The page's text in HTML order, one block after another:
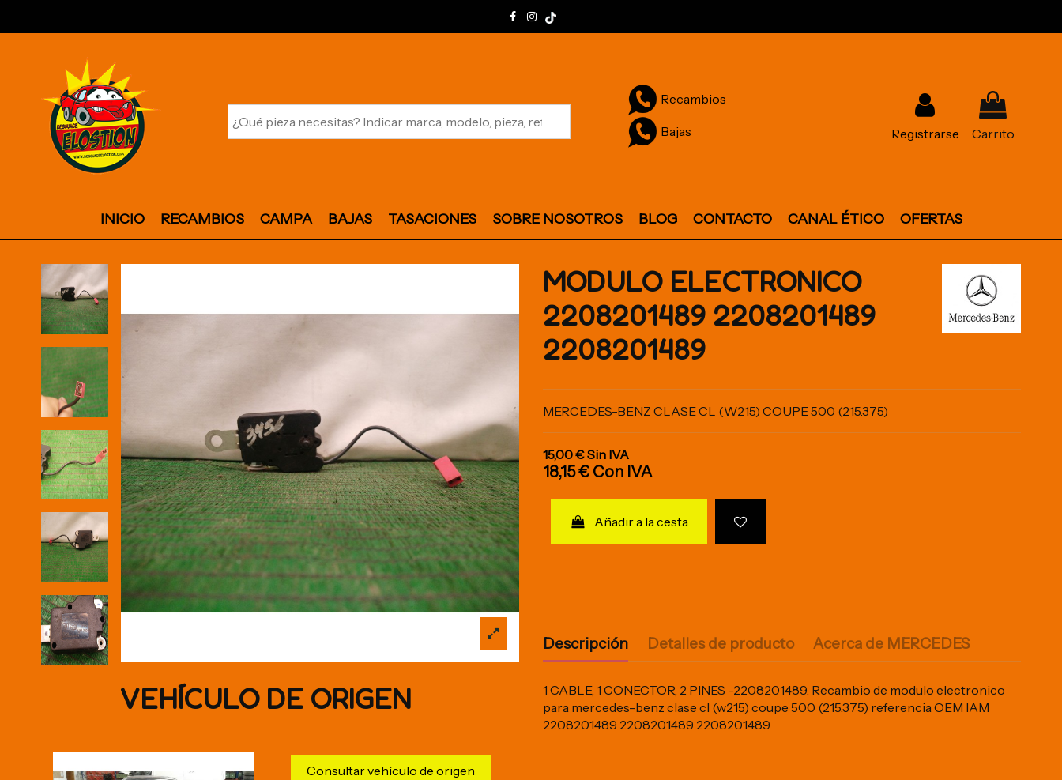
Recambios
Bajas Registrarse Carrito
INICIO RECAMBIOS CAMPA BAJAS TASACIONES SOBRE NOSOTROS BLOG CONTACTO CANAL ÉTICO OFERTAS
VEHÍCULO DE ORIGEN
Consultar vehículo de origen
MODULO ELECTRONICO
2208201489 2208201489
2208201489
MERCEDES-BENZ CLASE CL (W215) COUPE 500 (215.375)
15,00 €Sin IVA
18,15 € Con IVA
Añadir a la cesta
Descripción Detalles de producto Acerca de MERCEDES
1 CABLE, 1 CONECTOR, 2 PINES -2208201489. Recambio de modulo electronico
para mercedes-benz clase cl (w215) coupe 500 (215.375) referencia OEM IAM
2208201489 2208201489 2208201489